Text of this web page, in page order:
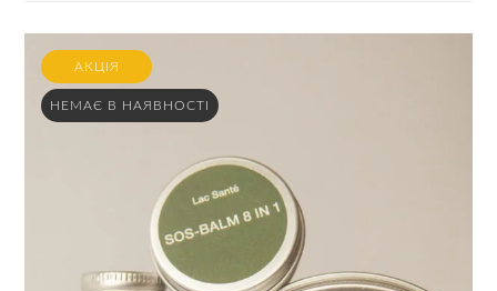
АКЦІЯ
НЕМАЄ В НАЯВНОСТІ